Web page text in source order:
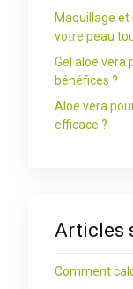
Maquillage
votre peau
Gel aloe vera
bénéfices ?
Aloe vera
efficace ?
Articles
Comment